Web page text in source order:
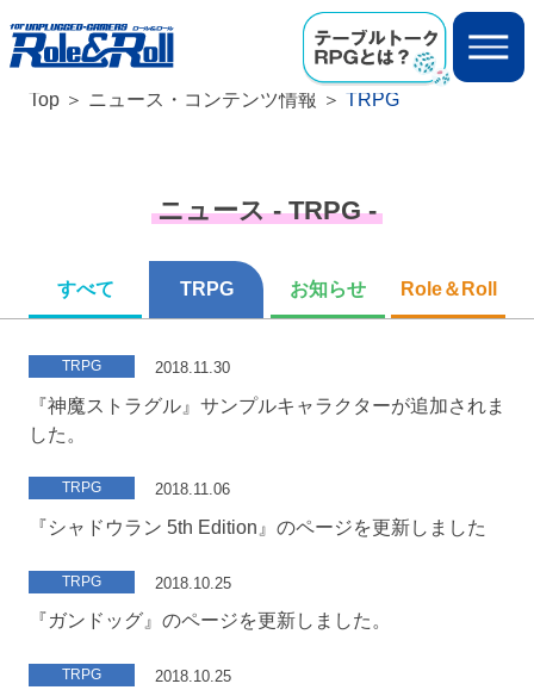
Top ニュース・コンテンツ情報 TRPG
ニュース - TRPG -
すべて TRPG お知らせ Role＆Roll
TRPG 2018.11.30
『神魔ストラグル』サンプルキャラクターが追加されま
した。
TRPG 2018.11.06
『シャドウラン 5th Edition』のページを更新しました
TRPG 2018.10.25
『ガンドッグ』のページを更新しました。
TRPG 2018.10.25